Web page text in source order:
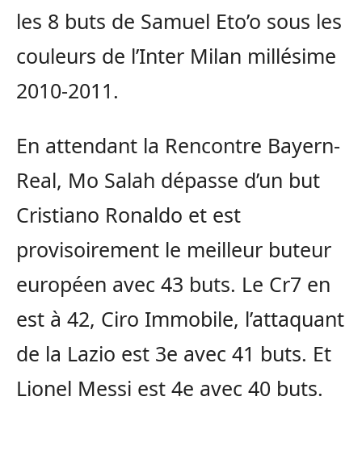
les 8 buts de Samuel Eto’o sous les
couleurs de l’Inter Milan millésime
2010-2011.
En attendant la Rencontre Bayern-
Real, Mo Salah dépasse d’un but
Cristiano Ronaldo et est
provisoirement le meilleur buteur
européen avec 43 buts. Le Cr7 en
est à 42, Ciro Immobile, l’attaquant
de la Lazio est 3e avec 41 buts. Et
Lionel Messi est 4e avec 40 buts.